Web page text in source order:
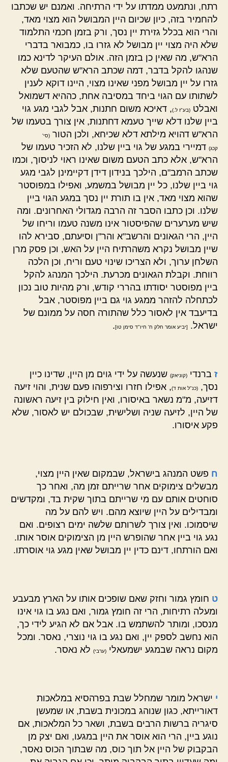
רתח, ונתמעט ממדתו על ידי הרתיחה. ואמנם יש שכתבו
להחמיר בזה, כיון שכיום היין המבושל הוא מצוי מאד,
והרי הוא בכלל גזירת יין נסך, ורק בזמן חכמי התלמוד
שלא היה מצוי יין מבושל לא גזרו בו, כמבואר בדברי
הרא"ש, מה שאין כן בזמן הזה. אולם העיקר לדינא כמו
שנהגו להקל בדבר, דמה שכתב הרא"ש שהטעם שלא
גזרו על יין מבושל מפני שאינו מצוי, היינו דוקא לענין
לשתותו עם הגוי ביחד במסיבה אחת, כההיא דשמואל
ואבלט (בע"ז ל.), דאיכא משום חתנות, אבל לגבי מגע גוי
ביין שלנו דלא שייך טעמא דחתנות, אין צורך בטעמו של
הרא"ש דהויא מילתא דלא שכיחא, ולכן הטור (סי'
קכג) דמיירי במגע של גוי ביין שלנו, לא הזכיר טעמו של
הרא"ש, אלא כתב הטעם משום שאינו ראוי לניסוך, וכמו
שכתב הרמב"ם, הילכך בנידון דידן דקיימינן לגבי מגע
גוי ביין שלנו, כל יין מבושל במשמע, ואפילו במפוסטר
שהוא מצוי מאד, אין בו תורת יין נסך במגע הגוי ביין
שלנו. וכן כתבו הסבר זה הרבה מגדולי האחרונים. ומה
שיש מערערים שהפיסטור אינו משנה טעמו וריחו של
היין, הרי הגאונים והרשב"א והר"ן וסיעתם, סבירא להו
שיין מבושל נקרא משהרתיח היין על האש, וכן פסק מרן
השלחן ערוך, ולא הצריכו שינוי טעם וריח, וכן הלכה
רווחת. וקבלת הגאונים מכרעת. הילכך המנהג להקל
ביין מפוסטר יסודתו בהררי קודש, ורק מהיות טוב נכון
לכתחלה להזהר ממגע גוי גם ביין מפוסטר, אבל
בדיעבד אין לאסור כלל שהתורה חסה על ממונם של
ישראל.
[יביע אומר חלק ח' חיו"ד סימן טו].
ז ברנדי (קוניאק) שנעשה על ידי גוים מן היין, שדינו כיין
נסך, (כנ"ל אות ד), אפילו חזרו וצירפוהו פעם שנית, והוי זיעה
דזיעה, מ"מ נשאר באיסורו, ואין חילוק בין זיעה ראשונה
של היין, לזיעה שניה ושלישית, שבכולם יש לאסור, שלא
פקע איסורו.
ח פשט המנהג בישראל, שבמקום שאין היין מצוי,
מבשלים צימוקים אחר שרייתם זמן מה, ואחר כך
סוחטים אותם עם מי שרייתם בתוך שקית בד, ומקדשים
ומבדילים על היין שיוצא מהם. ויש להם על מה
שיסמוכו. ואין צורך לשרותם שלשה ימים רצופים. ואם
נגע גוי ביין אחר שהופרש היין מן הצימוקים אוסר אותו.
ואם הורתחו, דינם כדין יין מבושל שאין מגע גוי אוסרתו.
ט חומץ גמור וחזק שאם שופכים אותו על הארץ מבעבע
ומעלה רתיחות, הרי זה חומץ גמור, ואם נגע בו גוי אינו
מנסכו, ומותר להשתמש בו. אבל אם לא הגיע לידי כך,
הוא נחשב לספק יין, ואם נגע בו גוי נוצרי, נאסר. ומכל
מקום נראה שבמגע ישמעאלי (ערבי) לא נאסר.
י ישראל מומר שמחלל שבת בפרהסיא במלאכות
דאורייתא, כגון שנוהג במכונית בשבת, או שמעשן
סיגריה ברשות הרבים בשבת, ושאר כל המלאכות, אם
נוגע ביין, הרי הוא אוסר את היין במגעו, ואם יצק מן
הבקבוק של היין אל תוך כוס, מה שבתוך הכוס נאסר,